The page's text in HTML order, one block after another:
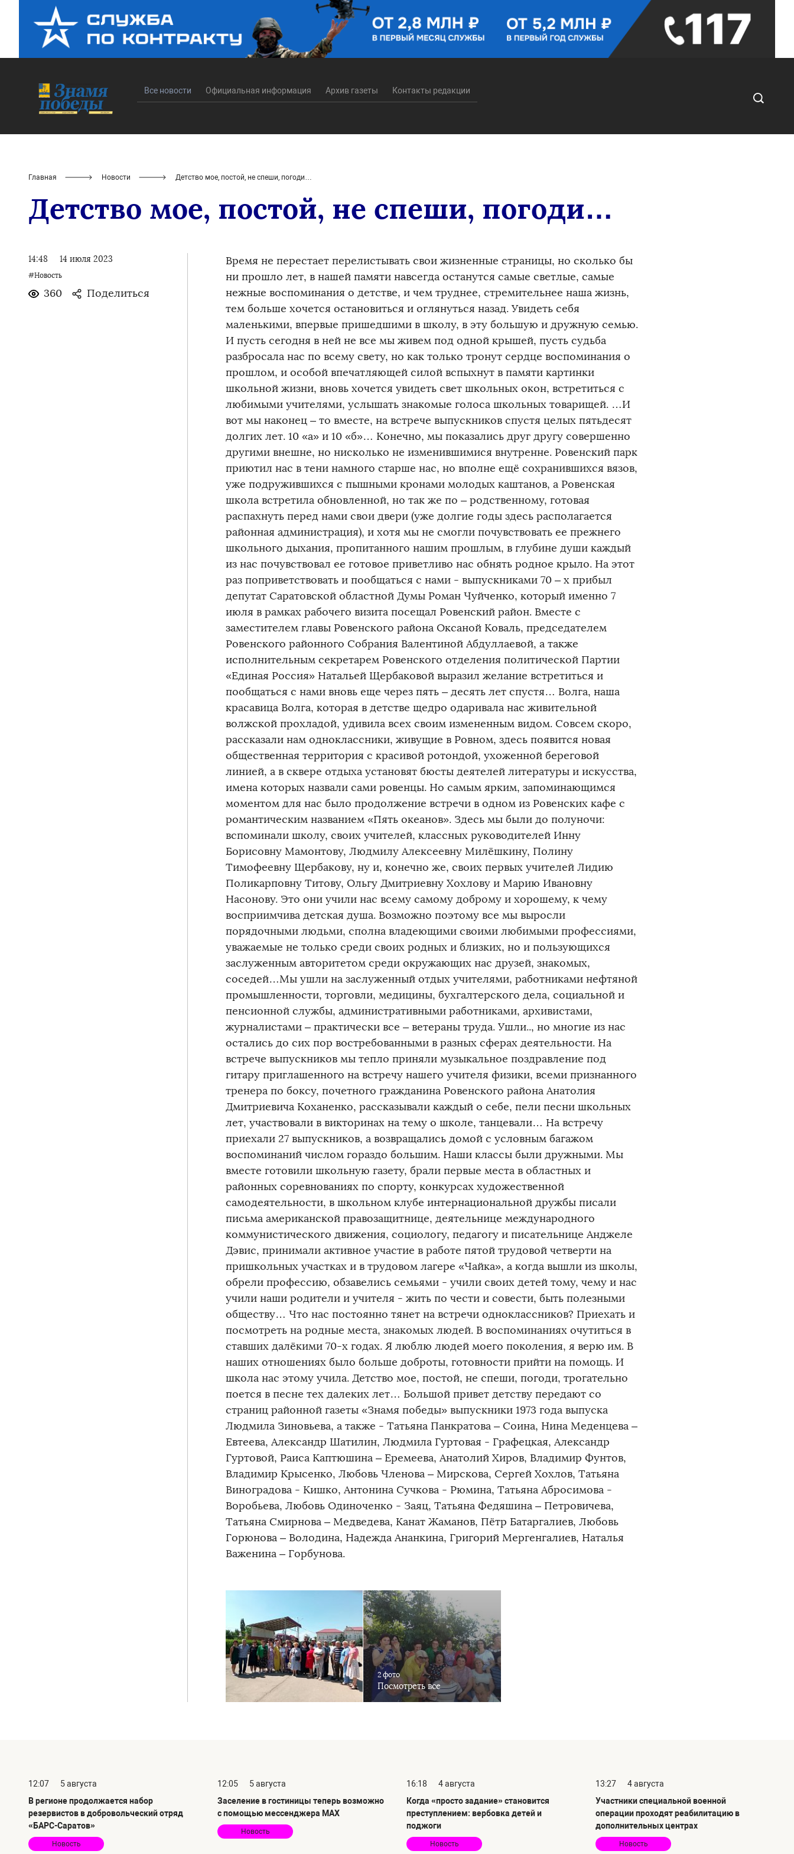
Все новости Официальная информация Архив газеты Контакты редакции
Главная Новости Детство мое, постой, не спеши, погоди…
Детство мое, постой, не спеши, погоди…
14:48 14 июля 2023
#Новость
360 Поделиться
Время не перестает перелистывать свои жизненные страницы, но сколько бы
ни прошло лет, в нашей памяти навсегда останутся самые светлые, самые
нежные воспоминания о детстве, и чем труднее, стремительнее наша жизнь,
тем больше хочется остановиться и оглянуться назад. Увидеть себя
маленькими, впервые пришедшими в школу, в эту большую и дружную семью.
И пусть сегодня в ней не все мы живем под одной крышей, пусть судьба
разбросала нас по всему свету, но как только тронут сердце воспоминания о
прошлом, и особой впечатляющей силой вспыхнут в памяти картинки
школьной жизни, вновь хочется увидеть свет школьных окон, встретиться с
любимыми учителями, услышать знакомые голоса школьных товарищей. …И
вот мы наконец – то вместе, на встрече выпускников спустя целых пятьдесят
долгих лет. 10 «а» и 10 «б»… Конечно, мы показались друг другу совершенно
другими внешне, но нисколько не изменившимися внутренне. Ровенский парк
приютил нас в тени намного старше нас, но вполне ещё сохранившихся вязов,
уже подружившихся с пышными кронами молодых каштанов, а Ровенская
школа встретила обновленной, но так же по – родственному, готовая
распахнуть перед нами свои двери (уже долгие годы здесь располагается
районная администрация), и хотя мы не смогли почувствовать ее прежнего
школьного дыхания, пропитанного нашим прошлым, в глубине души каждый
из нас почувствовал ее готовое приветливо нас обнять родное крыло. На этот
раз поприветствовать и пообщаться с нами - выпускниками 70 – х прибыл
депутат Саратовской областной Думы Роман Чуйченко, который именно 7
июля в рамках рабочего визита посещал Ровенский район. Вместе с
заместителем главы Ровенского района Оксаной Коваль, председателем
Ровенского районного Собрания Валентиной Абдуллаевой, а также
исполнительным секретарем Ровенского отделения политической Партии
«Единая Россия» Натальей Щербаковой выразил желание встретиться и
пообщаться с нами вновь еще через пять – десять лет спустя… Волга, наша
красавица Волга, которая в детстве щедро одаривала нас живительной
волжской прохладой, удивила всех своим измененным видом. Совсем скоро,
рассказали нам одноклассники, живущие в Ровном, здесь появится новая
общественная территория с красивой ротондой, ухоженной береговой
линией, а в сквере отдыха установят бюсты деятелей литературы и искусства,
имена которых назвали сами ровенцы. Но самым ярким, запоминающимся
моментом для нас было продолжение встречи в одном из Ровенских кафе с
романтическим названием «Пять океанов». Здесь мы были до полуночи:
вспоминали школу, своих учителей, классных руководителей Инну
Борисовну Мамонтову, Людмилу Алексеевну Милёшкину, Полину
Тимофеевну Щербакову, ну и, конечно же, своих первых учителей Лидию
Поликарповну Титову, Ольгу Дмитриевну Хохлову и Марию Ивановну
Насонову. Это они учили нас всему самому доброму и хорошему, к чему
восприимчива детская душа. Возможно поэтому все мы выросли
порядочными людьми, сполна владеющими своими любимыми профессиями,
уважаемые не только среди своих родных и близких, но и пользующихся
заслуженным авторитетом среди окружающих нас друзей, знакомых,
соседей…Мы ушли на заслуженный отдых учителями, работниками нефтяной
промышленности, торговли, медицины, бухгалтерского дела, социальной и
пенсионной службы, административными работниками, архивистами,
журналистами – практически все – ветераны труда. Ушли.., но многие из нас
остались до сих пор востребованными в разных сферах деятельности. На
встрече выпускников мы тепло приняли музыкальное поздравление под
гитару приглашенного на встречу нашего учителя физики, всеми признанного
тренера по боксу, почетного гражданина Ровенского района Анатолия
Дмитриевича Коханенко, рассказывали каждый о себе, пели песни школьных
лет, участвовали в викторинах на тему о школе, танцевали… На встречу
приехали 27 выпускников, а возвращались домой с условным багажом
воспоминаний числом гораздо большим. Наши классы были дружными. Мы
вместе готовили школьную газету, брали первые места в областных и
районных соревнованиях по спорту, конкурсах художественной
самодеятельности, в школьном клубе интернациональной дружбы писали
письма американской правозащитнице, деятельнице международного
коммунистического движения, социологу, педагогу и писательнице Анджеле
Дэвис, принимали активное участие в работе пятой трудовой четверти на
пришкольных участках и в трудовом лагере «Чайка», а когда вышли из школы,
обрели профессию, обзавелись семьями - учили своих детей тому, чему и нас
учили наши родители и учителя - жить по чести и совести, быть полезными
обществу… Что нас постоянно тянет на встречи одноклассников? Приехать и
посмотреть на родные места, знакомых людей. В воспоминаниях очутиться в
ставших далёкими 70-х годах. Я люблю людей моего поколения, я верю им. В
наших отношениях было больше доброты, готовности прийти на помощь. И
школа нас этому учила. Детство мое, постой, не спеши, погоди, трогательно
поется в песне тех далеких лет… Большой привет детству передают со
страниц районной газеты «Знамя победы» выпускники 1973 года выпуска
Людмила Зиновьева, а также - Татьяна Панкратова – Соина, Нина Меденцева –
Евтеева, Александр Шатилин, Людмила Гуртовая - Графецкая, Александр
Гуртовой, Раиса Каптюшина – Еремеева, Анатолий Хиров, Владимир Фунтов,
Владимир Крысенко, Любовь Членова – Мирскова, Сергей Хохлов, Татьяна
Виноградова - Кишко, Антонина Сучкова - Рюмина, Татьяна Абросимова -
Воробьева, Любовь Одиноченко - Заяц, Татьяна Федяшина – Петровичева,
Татьяна Смирнова – Медведева, Канат Жаманов, Пётр Батаргалиев, Любовь
Горюнова – Володина, Надежда Ананкина, Григорий Мергенгалиев, Наталья
Важенина – Горбунова.
2 фото
Посмотреть все
12:07
5 августа
В регионе продолжается набор
резервистов в добровольческий отряд
«БАРС-Саратов»
Новость
12:05
5 августа
Заселение в гостиницы теперь возможно
с помощью мессенджера MAX
Новость
16:18
4 августа
Когда «просто задание» становится
преступлением: вербовка детей и
поджоги
Новость
13:27
4 августа
Участники специальной военной
операции проходят реабилитацию в
дополнительных центрах
Новость